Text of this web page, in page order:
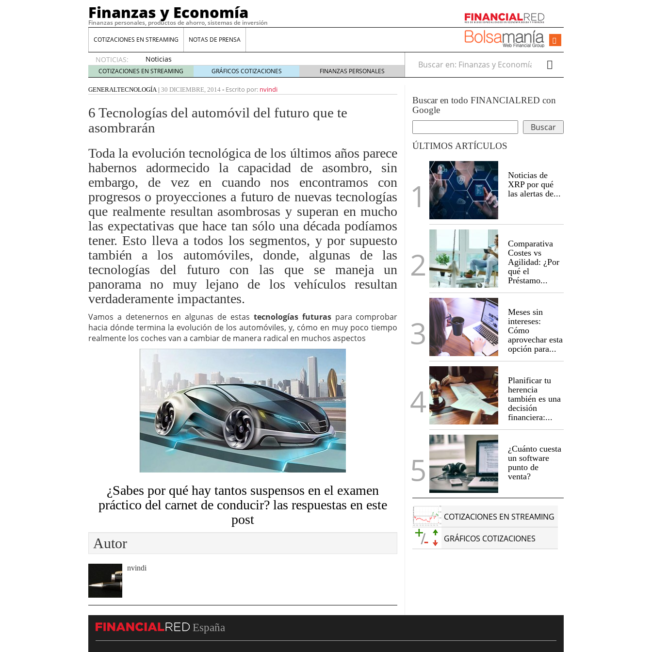
Finanzas y Economía
Finanzas personales, productos de ahorro, sistemas de inversión
COTIZACIONES EN STREAMING NOTAS DE PRENSA
NOTICIAS:
Noticias
de XRP
por qué
las
alertas
de
whales
suelen
tarde
16
de abril
de 2026
Comparativa Costes vs Agilidad: ¿Por qué el Préstamo Promotor privado
acelera la rentabilidad?
12 de diciembre de 2025
Meses sin intereses: Cómo aprovechar esta opción para gestionar tus
compras 24 de noviembre de 2025
Planificar tu herencia también es una decisión financiera: cómo anticiparte
a los costes
21 de noviembre de 2025
¿Cuánto cuesta un software punto de venta? 3 de octubre de 2025
COTIZACIONES EN STREAMING GRÁFICOS COTIZACIONES FINANZAS PERSONALES
Buscar en:
GENERALTECNOLOGÍA| 30 DICIEMBRE, 2014 - Escrito por: nvindi
6 Tecnologías del automóvil del futuro que te
asombrarán
Toda la evolución tecnológica de los últimos años parece
habernos adormecido la capacidad de asombro, sin
embargo, de vez en cuando nos encontramos con
progresos o proyecciones a futuro de nuevas tecnologías
que realmente resultan asombrosas y superan en mucho
las expectativas que hace tan sólo una década podíamos
tener. Esto lleva a todos los segmentos, y por supuesto
también a los automóviles, donde, algunas de las
tecnologías del futuro con las que se maneja un
panorama no muy lejano de los vehículos resultan
verdaderamente impactantes.
Vamos a detenernos en algunas de estas tecnologías futuraspara comprobar
hacia dónde termina la evolución de los automóviles, y, cómo en muy poco tiempo
realmente los coches van a cambiar de manera radical en muchos aspectos
¿Sabes por qué hay tantos suspensos en el examen
práctico del carnet de conducir? las respuestas en este
post
Autor
nvindi
Buscar en todo FINANCIALRED con
Google
ÚLTIMOS ARTÍCULOS
Noticias de
XRP por qué
las alertas de...
Comparativa
Costes vs
Agilidad: ¿Por
qué el
Préstamo...
Meses sin
intereses:
Cómo
aprovechar esta
opción para...
Planificar tu
herencia
también es una
decisión
financiera:...
¿Cuánto cuesta
un software
punto de
venta?
COTIZACIONES EN STREAMING
GRÁFICOS COTIZACIONES
España